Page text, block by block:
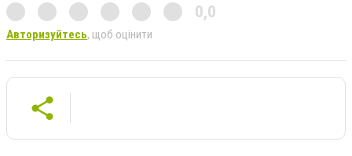
0,0
Авторизуйтесь, щоб оцінити